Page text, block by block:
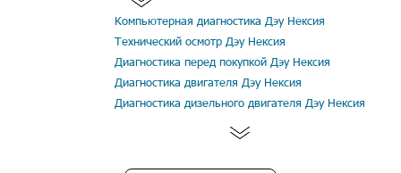
Компьютерная диагностика Дэу Нексия
Технический осмотр Дэу Нексия
Диагностика перед покупкой Дэу Нексия
Диагностика двигателя Дэу Нексия
Диагностика дизельного двигателя Дэу Нексия